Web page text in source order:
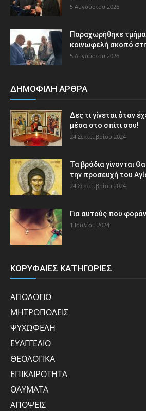
5 Αυγούστου 2026
Παραχωρήθηκε
κοινωφελή σκοπό
5 Αυγούστου 2026
ΔΗΜΟΦΙΛΗ ΑΡΘΡΑ
Δες τι γίνεται όταν
μέσα στο σπίτι σου!
24 Σεπτεμβρίου 2024
Τα βράδια γίνονται
την προσευχή του
24 Σεπτεμβρίου 2024
Για αυτούς που
1 Ιουλίου 2024
ΚΟΡΥΦΑΙΕΣ ΚΑΤΗΓΟΡΙΕΣ
ΑΓΙΟΛΟΓΙΟ
ΜΗΤΡΟΠΟΛΕΙΣ
ΨΥΧΩΦΕΛΗ
ΕΥΑΓΓΕΛΙΟ
ΘΕΟΛΟΓΙΚΑ
ΕΠΙΚΑΙΡΟΤΗΤΑ
ΘΑΥΜΑΤΑ
ΑΠΟΨΕΙΣ